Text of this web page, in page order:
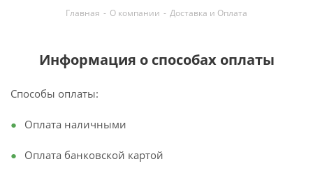
Главная - О компании - Доставка и Оплата
Информация о способах оплаты
Способы оплаты:
Оплата наличными
Оплата банковской картой